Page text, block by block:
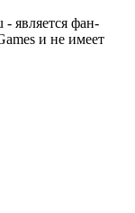
- является фан-
и не имеет